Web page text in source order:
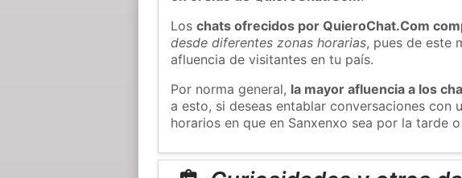
Loschats ofrecidos por QuieroChat.Com
desde diferentes zonas horarias, pues de este
afluencia de visitantes en tu país.
Por norma general, la mayor afluencia a los
a esto, si deseas entablar conversaciones con
horarios en que en Sanxenxo sea por la tarde